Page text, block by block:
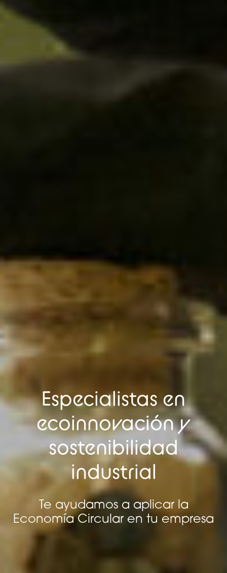
Especialistas en
ecoinnovación y
sostenibilidad
industrial
Te ayudamos a aplicar la
Economía Circular en tu empresa